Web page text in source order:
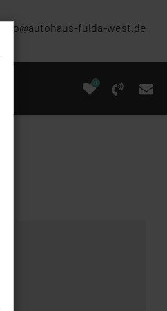
info@autohaus-fulda-west.de
0